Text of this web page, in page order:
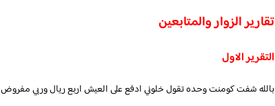
تقارير الزوار والمتابعين
التقرير الاول
بالله شفت كومنت وحده تقول خلوني ادفع على العيش اربع ريال وربي